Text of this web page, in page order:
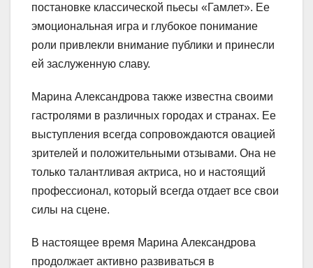
постановке классической пьесы «Гамлет». Ее
эмоциональная игра и глубокое понимание
роли привлекли внимание публики и принесли
ей заслуженную славу.
Марина Александрова также известна своими
гастролями в различных городах и странах. Ее
выступления всегда сопровождаются овацией
зрителей и положительными отзывами. Она не
только талантливая актриса, но и настоящий
профессионал, который всегда отдает все свои
силы на сцене.
В настоящее время Марина Александрова
продолжает активно развиваться в